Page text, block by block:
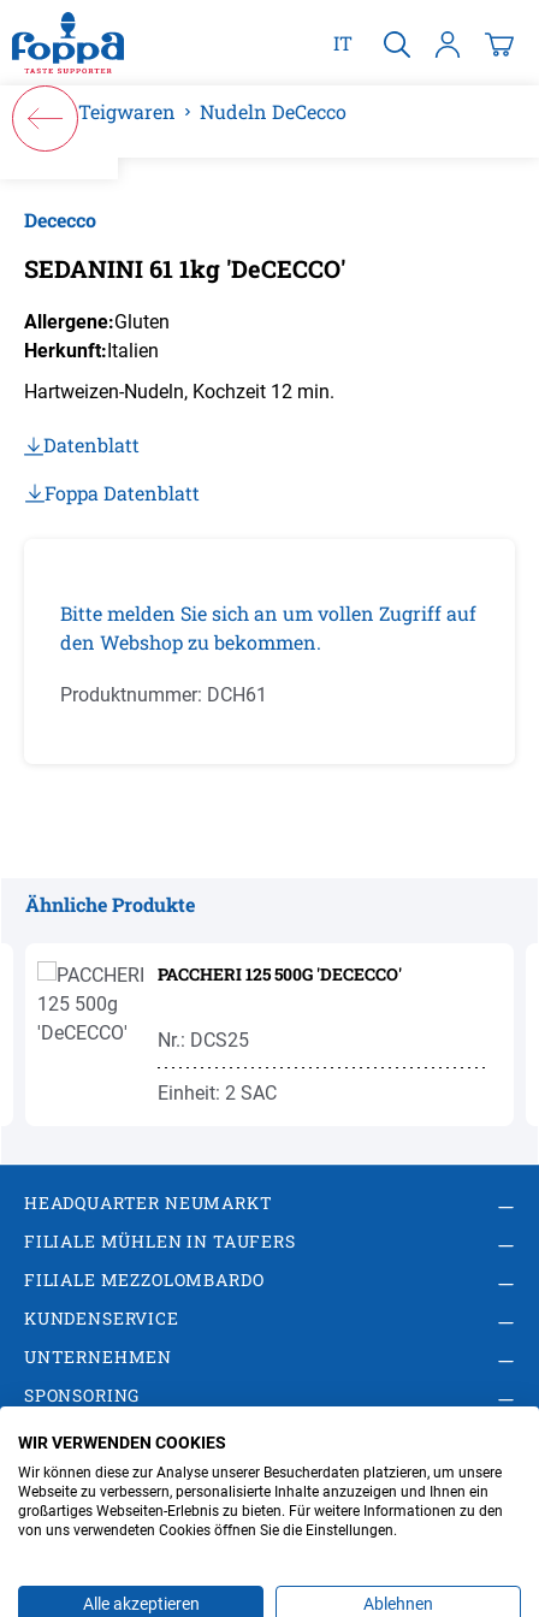
springen
IT
Teigwaren Nudeln DeCecco
Dececco
SEDANINI 61 1kg 'DeCECCO'
Allergene:Gluten
Herkunft:Italien
Hartweizen-Nudeln, Kochzeit 12 min.
Datenblatt
Foppa Datenblatt
Bitte melden Sie sich an um vollen Zugriff auf
den Webshop zu bekommen.
Produktnummer: DCH61
Ähnliche Produkte
PACCHERI 125 500G 'DECECCO'
Nr.: DCS25
Einheit: 2 SAC
HEADQUARTER NEUMARKT
FILIALE MÜHLEN IN TAUFERS
FILIALE MEZZOLOMBARDO
KUNDENSERVICE
UNTERNEHMEN
SPONSORING
AGB Privacy Policy
Impressum
Cookie-Einstellungen ändern
Verwaltung
WIR VERWENDEN COOKIES
Wir können diese zur Analyse unserer Besucherdaten platzieren, um unsere
Webseite zu verbessern, personalisierte Inhalte anzuzeigen und Ihnen ein
großartiges Webseiten-Erlebnis zu bieten. Für weitere Informationen zu den
von uns verwendeten Cookies öffnen Sie die Einstellungen.
Alle akzeptieren Ablehnen